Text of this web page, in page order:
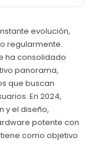
evolución,
regularmente.
ha consolidado
panorama,
que buscan
En 2024,
y el diseño,
potente con
como objetivo